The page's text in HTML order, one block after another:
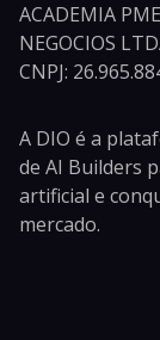
ACADEMIA
NEGOCIOS
CNPJ:
A DIO é a
de AI Builders
artificial e
mercado.